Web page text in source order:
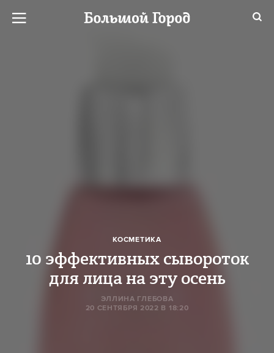
КОСМЕТИКА
10 эффективных сывороток
для лица на эту осень
ЭЛЛИНА ГЛЕБОВА
20 СЕНТЯБРЯ 2022 В 18:20